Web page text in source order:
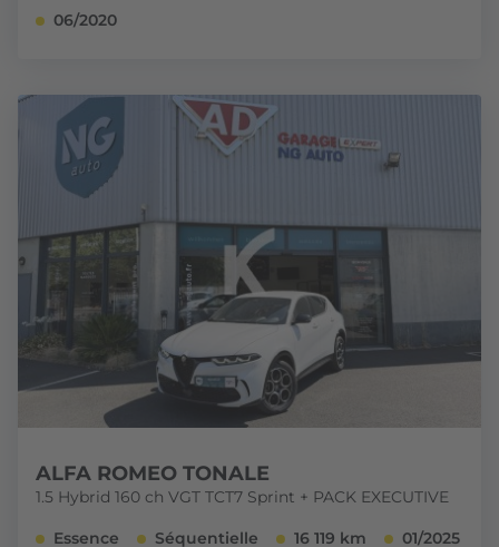
06/2020
ALFA ROMEO TONALE
1.5 Hybrid 160 ch VGT TCT7 Sprint + PACK EXECUTIVE
Essence Séquentielle 16 119 km 01/2025